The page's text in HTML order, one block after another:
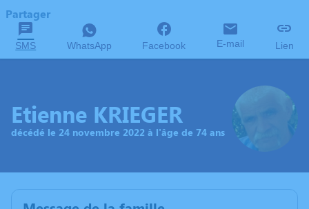
Partager
SMS WhatsApp Facebook E-mail Lien
Etienne KRIEGER
décédé le 24 novembre 2022 à l'âge de 74 ans